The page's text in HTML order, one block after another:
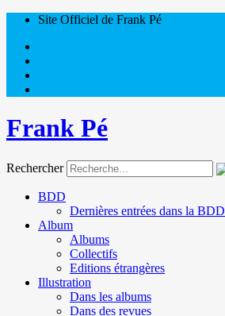
Site Officiel de Frank Pé
Frank Pé
Rechercher
BDD
Dernières entrées dans la BDD
Album
Albums
Collectifs
Editions étrangères
Illustration
Dans les albums
Dans des revues